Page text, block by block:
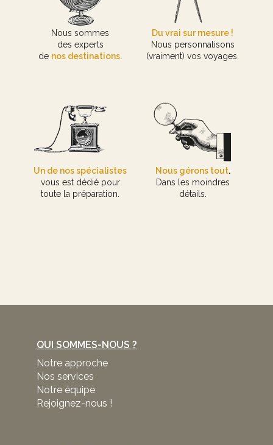
Nous sommes
des experts
de nos destinations.
Du vrai sur mesure !
Nous personnalisons
(vraiment) vos voyages.
Un de nos spécialistes
vous est dédié pour
toute la préparation.
Nous gérons tout.
Dans les moindres
détails.
QUI SOMMES-NOUS ?
Notre approche
Nos services
Notre équipe
Rejoignez-nous !